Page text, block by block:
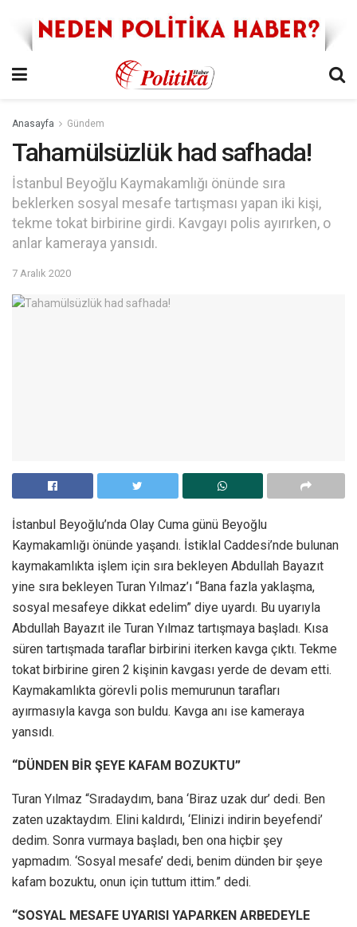
Anasayfa Gündem
Tahamülsüzlük had safhada!
İstanbul Beyoğlu Kaymakamlığı önünde sıra
beklerken sosyal mesafe tartışması yapan iki kişi,
tekme tokat birbirine girdi. Kavgayı polis ayırırken, o
anlar kameraya yansıdı.
7 Aralık 2020
İstanbul Beyoğlu’nda Olay Cuma günü Beyoğlu
Kaymakamlığı önünde yaşandı. İstiklal Caddesi’nde bulunan
kaymakamlıkta işlem için sıra bekleyen Abdullah Bayazıt
yine sıra bekleyen Turan Yılmaz’ı “Bana fazla yaklaşma,
sosyal mesafeye dikkat edelim” diye uyardı. Bu uyarıyla
Abdullah Bayazıt ile Turan Yılmaz tartışmaya başladı. Kısa
süren tartışmada taraflar birbirini iterken kavga çıktı. Tekme
tokat birbirine giren 2 kişinin kavgası yerde de devam etti.
Kaymakamlıkta görevli polis memurunun tarafları
ayırmasıyla kavga son buldu. Kavga anı ise kameraya
yansıdı.
“DÜNDEN BİR ŞEYE KAFAM BOZUKTU”
Turan Yılmaz “Sıradaydım, bana ‘Biraz uzak dur’ dedi. Ben
zaten uzaktaydım. Elini kaldırdı, ‘Elinizi indirin beyefendi’
dedim. Sonra vurmaya başladı, ben ona hiçbir şey
yapmadım. ‘Sosyal mesafe’ dedi, benim dünden bir şeye
kafam bozuktu, onun için tuttum ittim.” dedi.
“SOSYAL MESAFE UYARISI YAPARKEN ARBEDEYLE